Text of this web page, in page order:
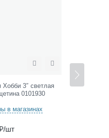
СравнитьОтложить
Хобби 3″ светлая
0101930
в магазинах
шт
В НАЛИЧИИ
Кисть